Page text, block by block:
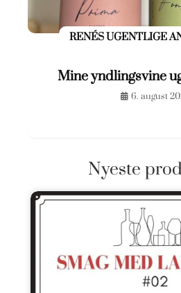
RENÉS UGENTLIGE
Mine yndlingsvine
6. august
Nyeste